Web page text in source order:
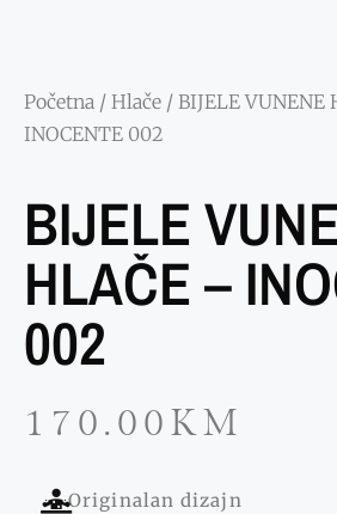
Početna / Hlače / BIJELE VUNENE
INOCENTE 002
BIJELE
HLAČE –
002
170.00KM
Originalan dizajn